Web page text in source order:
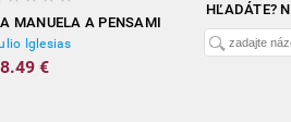
MANUELA A PENSAMI
Iglesias
€
HĽADÁTE?